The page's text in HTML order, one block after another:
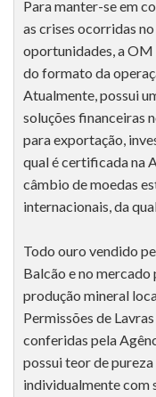
Para manter-se em
as crises ocorridas
oportunidades, a
do formato da
Atualmente, possui
soluções financeiras
para exportação,
qual é certificada na
câmbio de moedas
internacionais, da
Todo ouro vendido
Balcão e no
produção mineral
Permissões de
conferidas pela
possui teor de
individualmente com